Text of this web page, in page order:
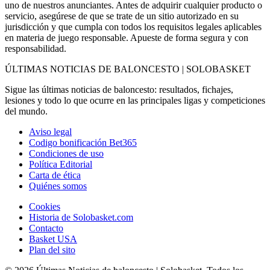
uno de nuestros anunciantes. Antes de adquirir cualquier producto o
servicio, asegúrese de que se trate de un sitio autorizado en su
jurisdicción y que cumpla con todos los requisitos legales aplicables
en materia de juego responsable. Apueste de forma segura y con
responsabilidad.
ÚLTIMAS NOTICIAS DE BALONCESTO | SOLOBASKET
Sigue las últimas noticias de baloncesto: resultados, fichajes,
lesiones y todo lo que ocurre en las principales ligas y competiciones
del mundo.
Aviso legal
Codigo bonificación Bet365
Condiciones de uso
Política Editorial
Carta de ética
Quiénes somos
Cookies
Historia de Solobasket.com
Contacto
Basket USA
Plan del sito